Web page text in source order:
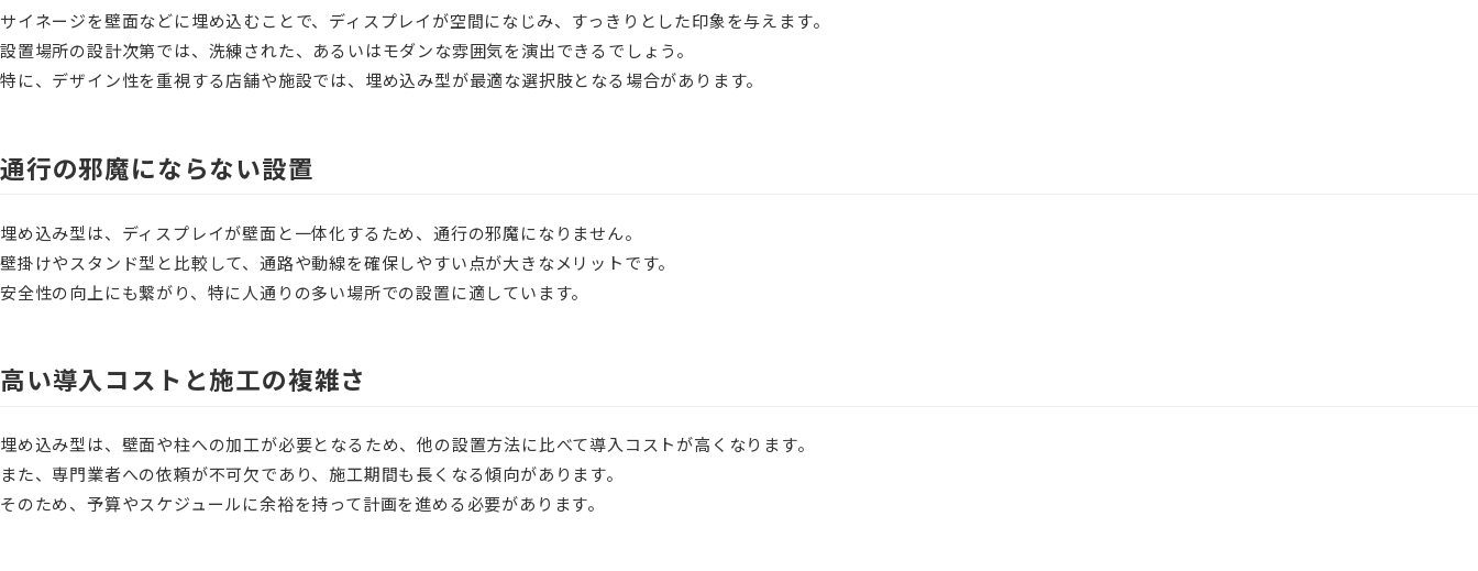
サイネージを壁面などに埋め込むことで、ディスプレイが空間になじみ、すっきりとした印象を与えます。
設置場所の設計次第では、洗練された、あるいはモダンな雰囲気を演出できるでしょう。
特に、デザイン性を重視する店舗や施設では、埋め込み型が最適な選択肢となる場合があります。
通行の邪魔にならない設置
埋め込み型は、ディスプレイが壁面と一体化するため、通行の邪魔になりません。
壁掛けやスタンド型と比較して、通路や動線を確保しやすい点が大きなメリットです。
安全性の向上にも繋がり、特に人通りの多い場所での設置に適しています。
高い導入コストと施工の複雑さ
埋め込み型は、壁面や柱への加工が必要となるため、他の設置方法に比べて導入コストが高くなります。
また、専門業者への依頼が不可欠であり、施工期間も長くなる傾向があります。
そのため、予算やスケジュールに余裕を持って計画を進める必要があります。